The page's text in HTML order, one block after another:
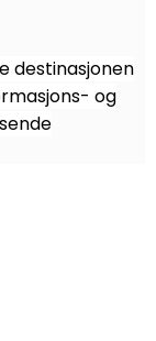
destinasjonen
og